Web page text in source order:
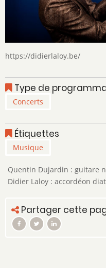
https://didierlaloy.be/
Type de
Concerts
Étiquettes
Musique
Quentin Dujardin : guitare
Didier Laloy : accordéon
Partager cette